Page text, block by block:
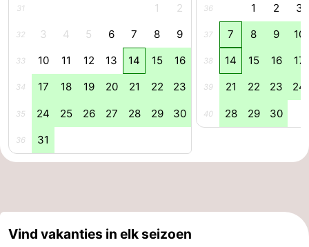
van
Schouwen
Veere
Natuur
Oranjezon
Oostkapelle
Mantelingen
Westkapelle
Zoutelande
-
31 1 2
32 3 4 5 6 7 8 9
33 10 11 12 13 14 15 16
34 17 18 19 20 21 22 23
35 24 25 26 27 28 29 30
36 31
36 1 2 3
37 7 8 9 10
38 14 15 16 17
39 21 22 23 24
40 28 29 30
Vind vakanties in elk seizoen